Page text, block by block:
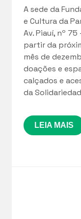
A sede da
e Cultura da
Av. Piauí, nº
partir da
mês de
doações e
calçados e
da
LEIA MAIS